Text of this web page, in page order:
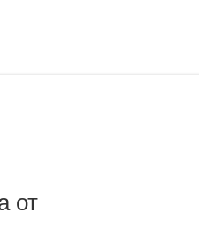
от